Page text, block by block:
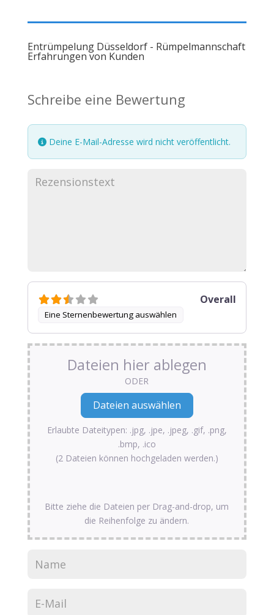
Entrümpelung Düsseldorf - Rümpelmannschaft
Erfahrungen von Kunden
Schreibe eine Bewertung
Deine E-Mail-Adresse wird nicht veröffentlicht.
Eine Sternenbewertung auswählen
Overall
Dateien hier ablegen
ODER
Erlaubte Dateitypen: .jpg, .jpe, .jpeg, .gif, .png,
.bmp, .ico
(2 Dateien können hochgeladen werden.)
Bitte ziehe die Dateien per Drag-and-drop, um
die Reihenfolge zu ändern.